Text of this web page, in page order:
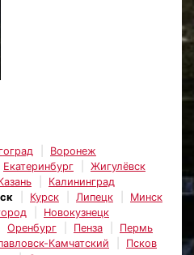
Воронеж
Екатеринбург
Жигулёвск
Калининград
Курск Липецк
Минск
Новокузнецк
Оренбург Пенза
Пермь
Камчатский
Псков